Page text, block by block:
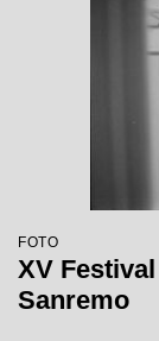
FOTO
XV
Sanremo